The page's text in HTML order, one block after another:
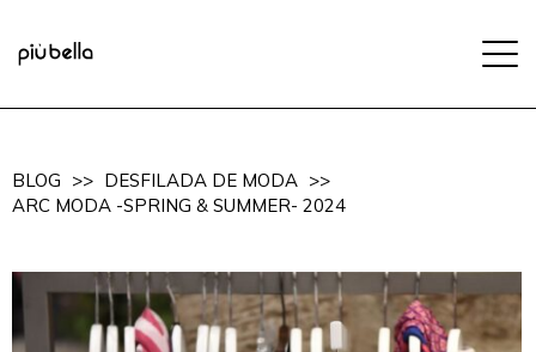
BLOG >> DESFILADA DE MODA >>
ARC MODA -SPRING & SUMMER- 2024